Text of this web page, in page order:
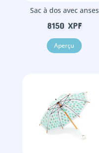
Sac à dos avec anses
8150 XPF
Aperçu